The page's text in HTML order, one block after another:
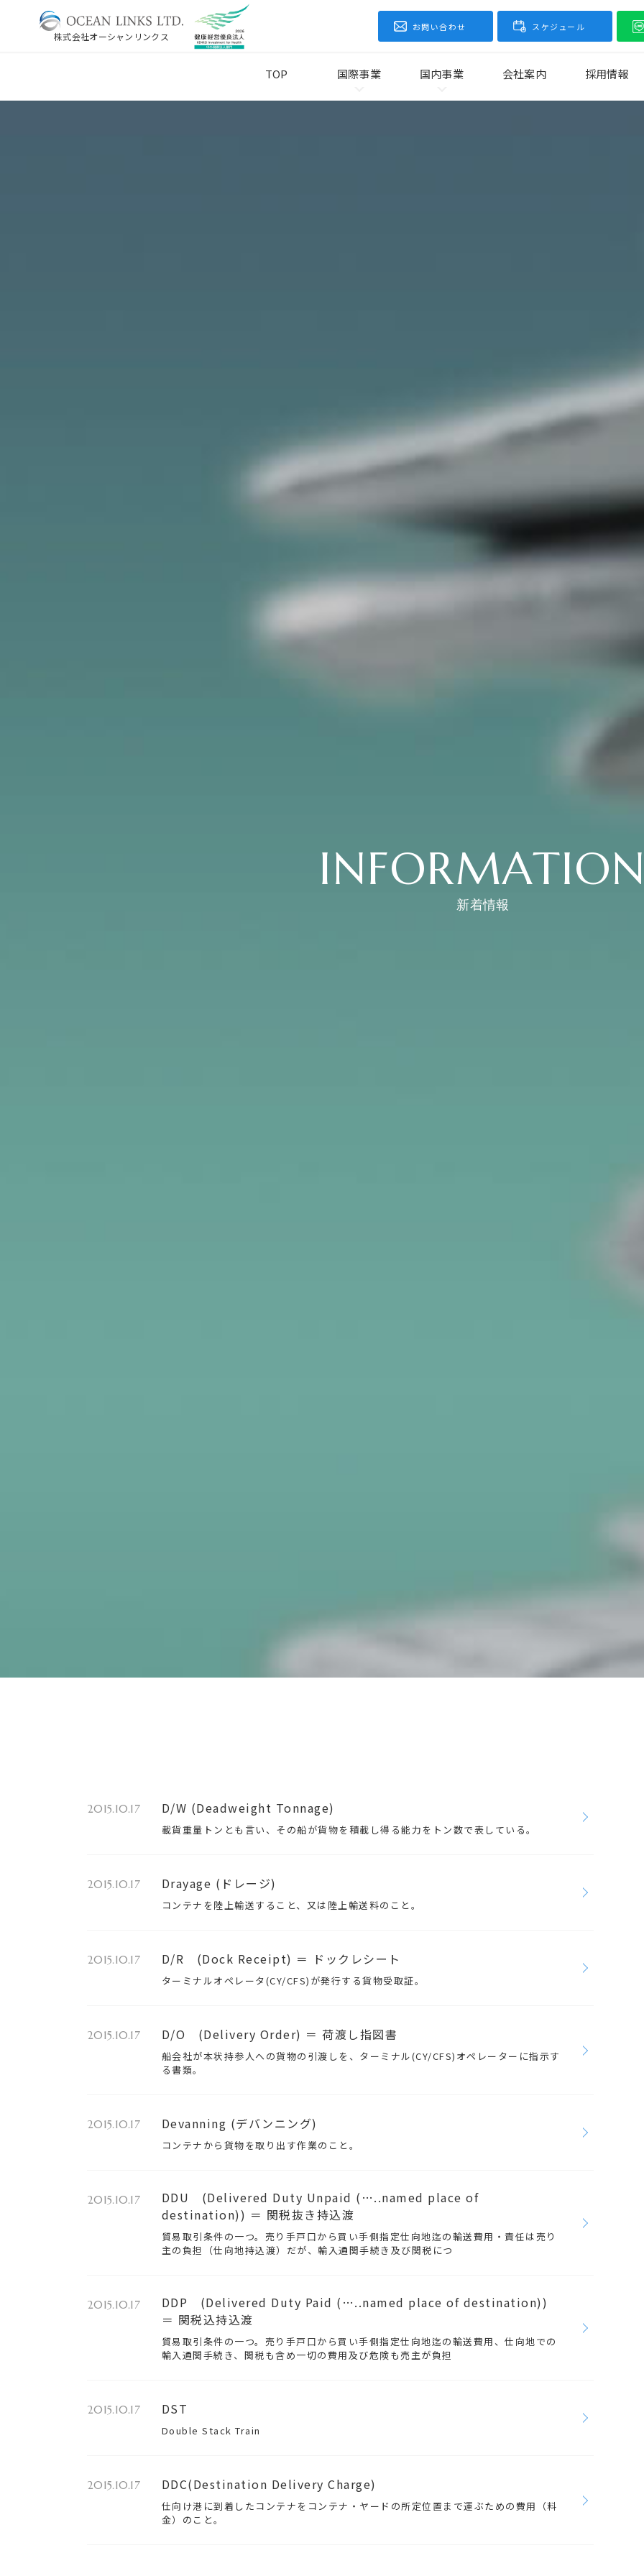
株式会社オーシャンリンクス
お問い合わせ スケジュール
TOP 国際事業 国内事業 会社案内 採用情報
新着情報
2015.10.17 D/W (Deadweight Tonnage)
載貨重量トンとも言い、その船が貨物を積載し得る能力をトン数で表している。
2015.10.17 Drayage (ドレージ)
コンテナを陸上輸送すること、又は陸上輸送料のこと。
2015.10.17 D/R (Dock Receipt) ＝ ドックレシート
ターミナルオペレータ(CY/CFS)が発行する貨物受取証。
2015.10.17 D/O (Delivery Order) ＝ 荷渡し指図書
船会社が本状持参人への貨物の引渡しを、ターミナル(CY/CFS)オペレーターに指示す
る書類。
2015.10.17 Devanning (デバンニング)
コンテナから貨物を取り出す作業のこと。
2015.10.17
DDU (Delivered Duty Unpaid (…..named place of
destination)) ＝ 関税抜き持込渡
貿易取引条件の一つ。売り手戸口から買い手側指定仕向地迄の輸送費用・責任は売り
主の負担（仕向地持込渡）だが、輸入通関手続き及び関税につ
2015.10.17
DDP (Delivered Duty Paid (…..named place of destination))
＝ 関税込持込渡
貿易取引条件の一つ。売り手戸口から買い手側指定仕向地迄の輸送費用、仕向地での
輸入通関手続き、関税も含め一切の費用及び危険も売主が負担
2015.10.17 DST
Double Stack Train
2015.10.17 DDC(Destination Delivery Charge)
仕向け港に到着したコンテナをコンテナ・ヤードの所定位置まで運ぶための費用（料
金）のこと。